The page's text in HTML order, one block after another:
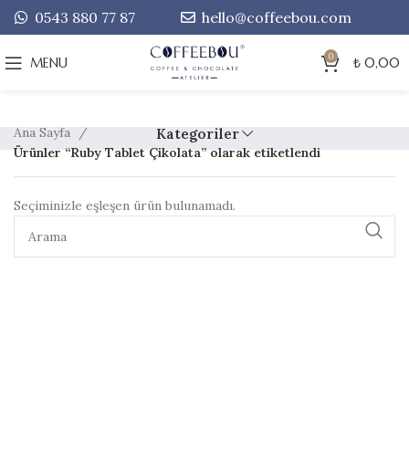
0543 880 77 87 hello@coffeebou.com
MENU 0 ₺ 0,00
Kategoriler
Ana Sayfa
Ürünler “Ruby Tablet Çikolata” olarak etiketlendi
Seçiminizle eşleşen ürün bulunamadı.